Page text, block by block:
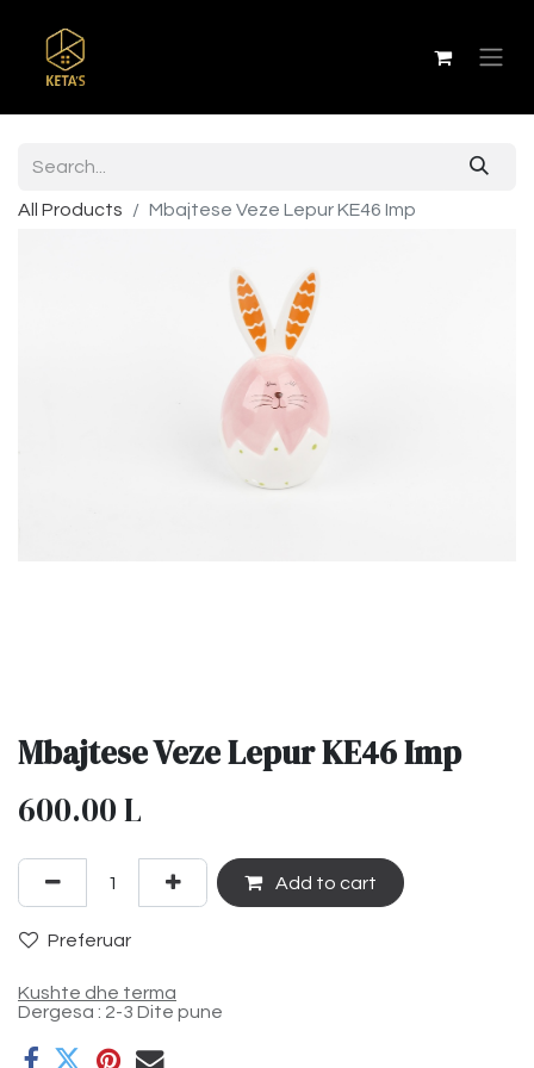
All Products Mbajtese Veze Lepur KE46 Imp
Mbajtese Veze Lepur KE46 Imp
600.00L
Add to cart
Preferuar
Kushte dhe terma
Dergesa : 2-3 Dite pune